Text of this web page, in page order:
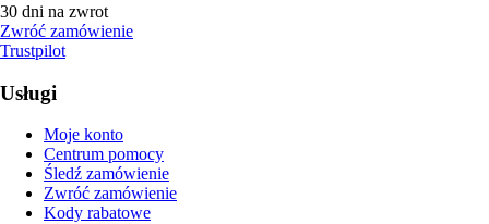
30 dni na zwrot
Zwróć zamówienie
Trustpilot
Usługi
Moje konto
Centrum pomocy
Śledź zamówienie
Zwróć zamówienie
Kody rabatowe